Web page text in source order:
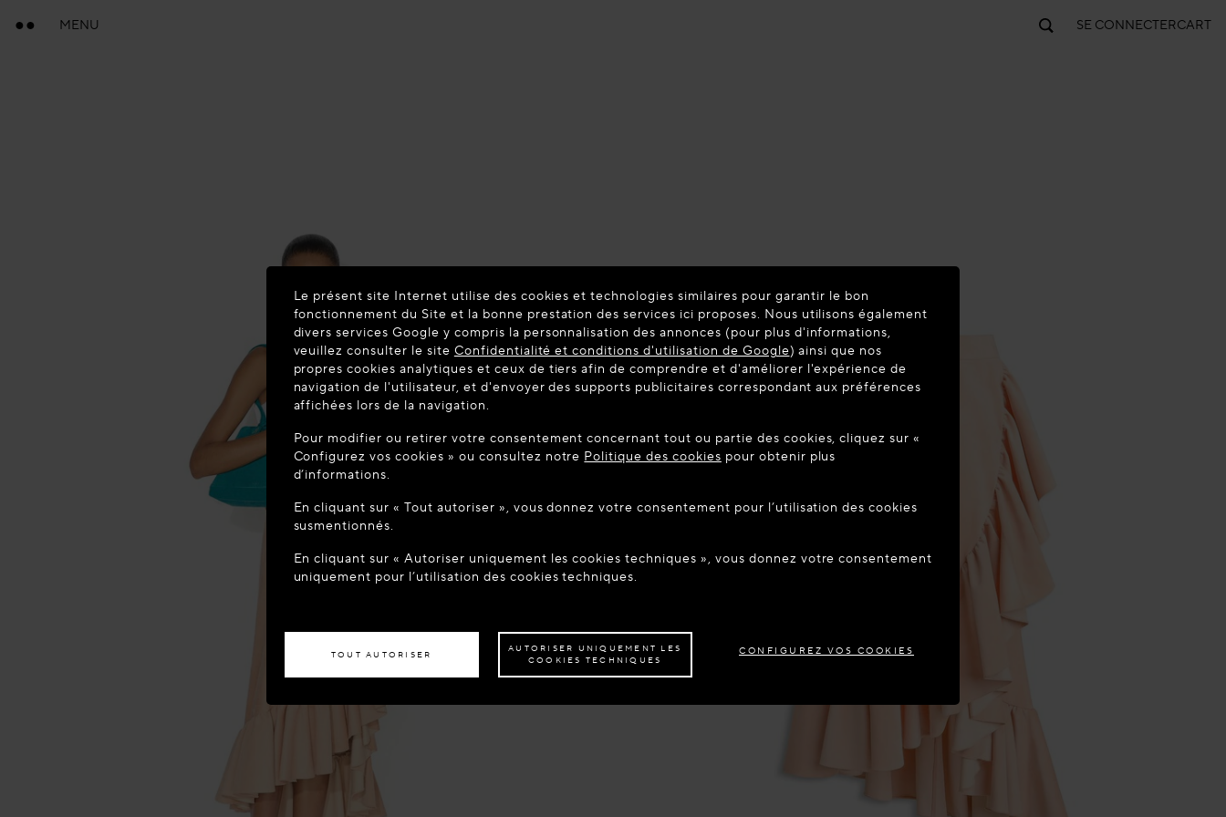
MENU SE CONNECTERCART
BIENVENUE SUR MAISON-ALAIA.COM
Vous semblez être dans le pays suivant : United States. Souhaitez-vous mettre à jour
votre localisation ?
ACCÉDER AU SITE : UNITED STATES RESTER SUR LE SITE : FRANCE
Si vous souhaitez être livré dans un autre pays,veuillez sélectionner votre destination.
Le présent site Internet utilise des cookies et technologies similaires pour garantir le bon
fonctionnement du Site et la bonne prestation des services ici proposes. Nous utilisons également
divers services Google y compris la personnalisation des annonces (pour plus d'informations,
veuillez consulter le site Confidentialité et conditions d'utilisation de Google) ainsi que nos
propres cookies analytiques et ceux de tiers afin de comprendre et d'améliorer l'expérience de
navigation de l'utilisateur, et d'envoyer des supports publicitaires correspondant aux préférences
affichées lors de la navigation.
Pour modifier ou retirer votre consentement concernant tout ou partie des cookies, cliquez sur «
Configurez vos cookies » ou consultez notre Politique des cookies pour obtenir plus
d’informations.
En cliquant sur « Tout autoriser », vous donnez votre consentement pour l’utilisation des cookies
susmentionnés.
En cliquant sur « Autoriser uniquement les cookies techniques », vous donnez votre consentement
uniquement pour l’utilisation des cookies techniques.
TOUT AUTORISER
AUTORISER UNIQUEMENT LES
COOKIES TECHNIQUES
CONFIGUREZ VOS COOKIES